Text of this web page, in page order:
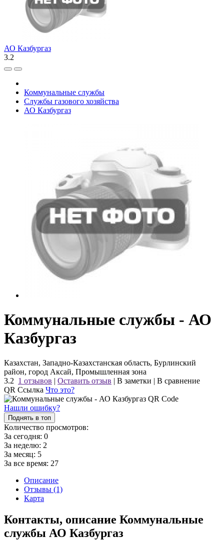
АО Казбургаз
3.2
Коммунальные службы
Службы газового хозяйства
АО Казбургаз
Коммунальные службы - АО
Казбургаз
Казахстан, Западно-Казахстанская область, Бурлинский
район, город Аксай, Промышленная зона
3.2 1 отзывов | Оставить отзыв | В заметки | В сравнение
QR Ссылка Что это?
Нашли ошибку?
Поднять в топ
Количество просмотров:
За сегодня: 0
За неделю: 2
За месяц: 5
За все время: 27
Описание
Отзывы (1)
Карта
Контакты, описание Коммунальные
службы АО Казбургаз